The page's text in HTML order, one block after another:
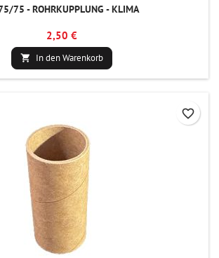
75 - ROHRKUPPLUNG - KLIMA
2,50 €
 In den Warenkorb
favorite_border